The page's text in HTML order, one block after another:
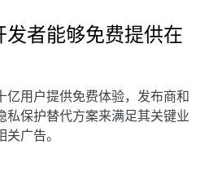
发者能够免费提供在
亿用户提供免费体验，发布商和
私保护替代方案来满足其关键业
广告。